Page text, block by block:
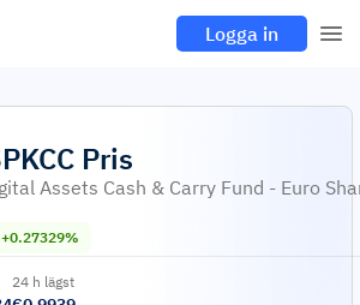
Logga in
Pris
Assets Cash & Carry Fund - Euro
+0.27329%
24 h lägst